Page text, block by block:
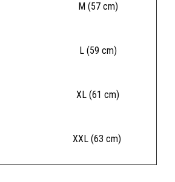
M (57 cm)
L (59 cm)
XL (61 cm)
XXL (63 cm)